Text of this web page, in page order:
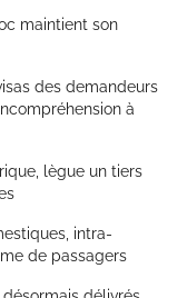
maintient son
des demandeurs
à
lègue un tiers
intra-
de passagers